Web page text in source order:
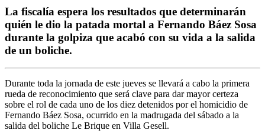
La fiscalía espera los resultados que determinarán
quién le dio la patada mortal a Fernando Báez Sosa
durante la golpiza que acabó con su vida a la salida
de un boliche.
Durante toda la jornada de este jueves se llevará a cabo la primera
rueda de reconocimiento que será clave para dar mayor certeza
sobre el rol de cada uno de los diez detenidos por el homicidio de
Fernando Báez Sosa, ocurrido en la madrugada del sábado a la
salida del boliche Le Brique en Villa Gesell.